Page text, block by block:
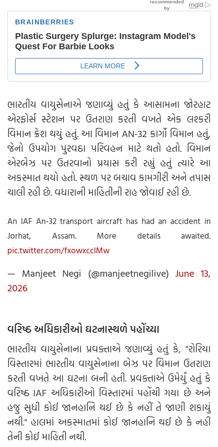
ભારતીય વાયુસેનાએ જણાવ્યું હતું કે આસામના જોરહાટ
એરફોર્સ સ્ટેશન પર ઉતરાણ કરતી વખતે એક લશ્કરી
વિમાન ક્રેશ થયું હતું. આ વિમાન AN-32 કાર્ગો વિમાન હતું,
જેનો ઉપયોગ પુરવઠા પરિવહન માટે થતો હતો. વિમાન
એરબેઝ પર ઉતરવાનો પ્રયાસ કરી રહ્યું હતું ત્યારે આ
અકસ્માત થયો હતો. સ્થળ પર બચાવ કામગીરી અને તપાસ
ચાલી રહી છે. વધારાની માહિતીની રાહ જોવાઈ રહી છે.
An IAF An-32 transport aircraft has had an accident in
Jorhat, Assam. More details awaited.
pic.twitter.com/fxowxccIMw
— Manjeet Negi (@manjeetnegilive)June 13,
2026
વરિષ્ઠ અધિકારીઓ ઘટનાસ્થળે પહોંચ્યા
ભારતીય વાયુસેનાના પ્રવક્તાએ જણાવ્યું હતું કે, "રોરિયા
વિસ્તારમાં ભારતીય વાયુસેનાના બેઝ પર વિમાન ઉતરાણ
કરતી વખતે આ ઘટના બની હતી. પ્રવક્તાએ ઉમેર્યું હતું કે
વરિષ્ઠ IAF અધિકારીઓ વિસ્તારમાં પહોંચી ગયા છે અને
હજુ સુધી કોઈ જાનહાનિ થઈ છે કે નહીં તે જાણી શકાયું
નથી." હાલમાં અકસ્માતમાં કોઈ જાનહાનિ થઈ છે કે નહીં
તેની કોઈ માહિતી નથી.